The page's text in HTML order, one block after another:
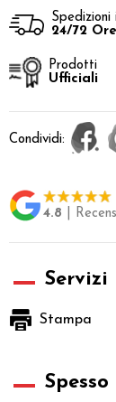
Spedizioni
24/72 Ore
Prodotti
Ufficiali
Condividi:
4.8 |
Servizi
Stampa